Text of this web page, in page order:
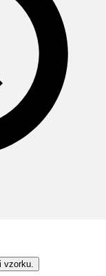
vzorku.